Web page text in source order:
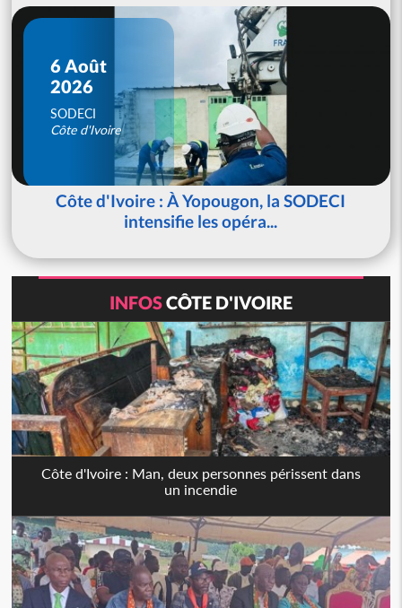
6 Août
2026
SODECI
Côte d'Ivoire
Côte d'Ivoire : À Yopougon, la SODECI
intensifie les opéra...
INFOSCÔTE D'IVOIRE
Côte d'Ivoire : Man, deux personnes périssent dans
un incendie